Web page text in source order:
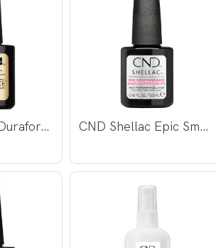
CND Shellac Duraforce Top Coat CND Shellac Epic Smoothing Base 12,5ml